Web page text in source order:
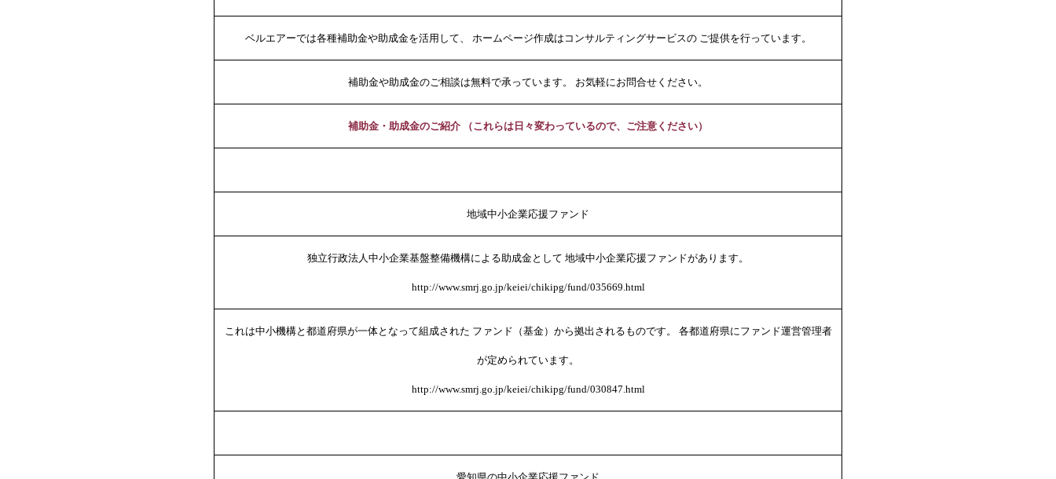
ベルエアーでは各種補助金や助成金を活用して、 ホームページ作成はコンサルティングサービスの ご提供を行っています。
補助金や助成金のご相談は無料で承っています。 お気軽にお問合せください。
補助金・助成金のご紹介 （これらは日々変わっているので、ご注意ください）
地域中小企業応援ファンド
独立行政法人中小企業基盤整備機構による助成金として 地域中小企業応援ファンドがあります。
http://www.smrj.go.jp/keiei/chikipg/fund/035669.html
これは中小機構と都道府県が一体となって組成された ファンド（基金）から拠出されるものです。 各都道府県にファンド運営管理者
が定められています。
http://www.smrj.go.jp/keiei/chikipg/fund/030847.html